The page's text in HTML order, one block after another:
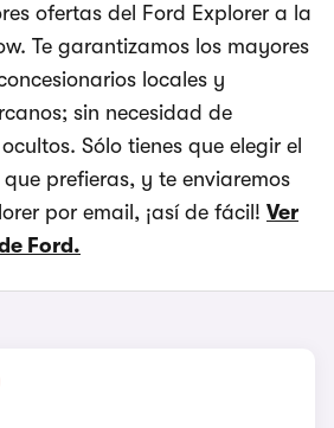
ofertas del Ford Explorer a la
Te garantizamos los mayores
locales y
sin necesidad de
Sólo tienes que elegir el
prefieras, y te enviaremos
por email, ¡así de fácil! Ver
Ford.